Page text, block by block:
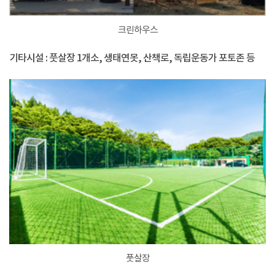
크린하우스
기타시설 : 풋살장 1개소, 생태연못, 산책로, 독립운동가 포토존 등
풋살장